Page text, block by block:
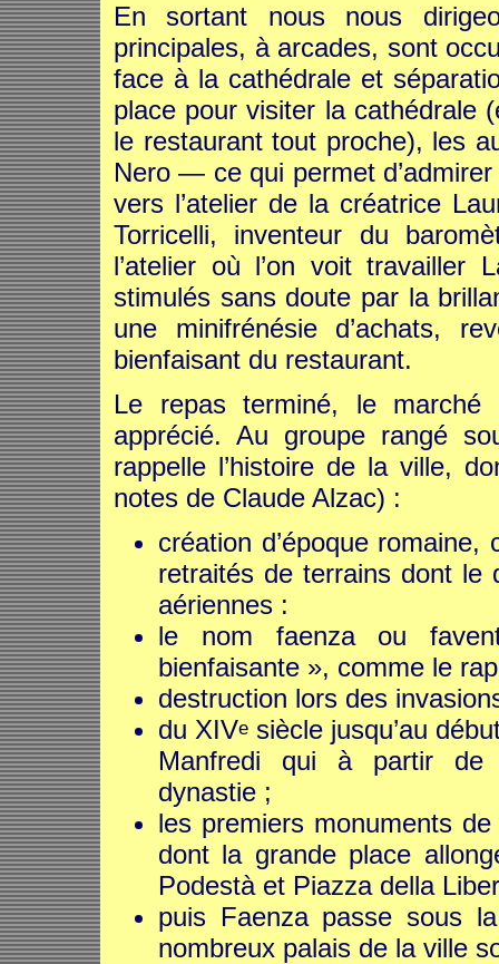
En sortant nous nous
principales, à arcades, sont
face à la cathédrale et
place pour visiter la cathédrale
le restaurant tout proche), les
Nero — ce qui permet
vers l’atelier de la créatrice
Torricelli, inventeur du
l’atelier où l’on voit travailler
stimulés sans doute par la
une minifrénésie d’achats,
bienfaisant du restaurant.
Le repas terminé, le
apprécié. Au groupe rangé
rappelle l’histoire de la ville,
notes de Claude Alzac) :
création d’époque
retraités de terrains dont le
aériennes :
le nom faenza ou
bienfaisante », comme le
destruction lors des
du XIVe siècle jusqu’au
Manfredi qui à partir de
dynastie ;
les premiers monuments
dont la grande place
Podestà et Piazza della
puis Faenza passe sous
nombreux palais de la ville